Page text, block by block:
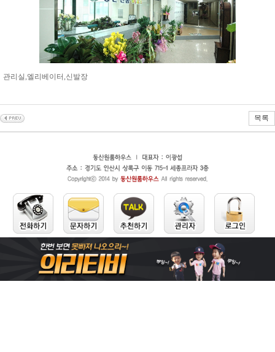
관리실,엘리베이터,신발장